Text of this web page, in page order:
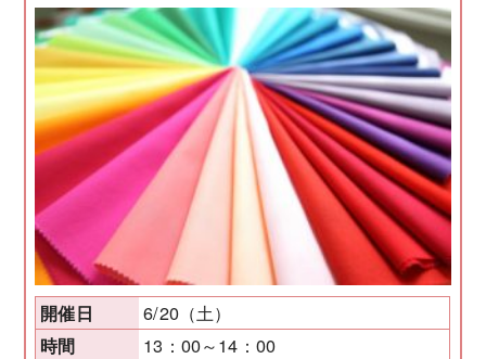
開催日 6/20（土）
時間 13：00～14：00